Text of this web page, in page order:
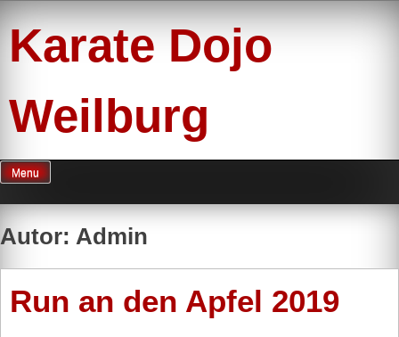
content
Karate Dojo
Weilburg
Menu
Autor: Admin
Run an den Apfel 2019